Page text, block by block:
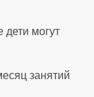
дети могут
занятий